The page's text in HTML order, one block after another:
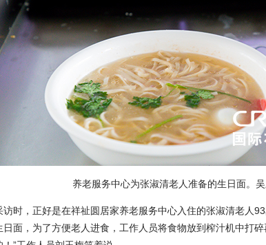
养老服务中心为张淑清老人准备的生日面。吴
，正好是在祥祉圆居家养老服务中心入住的张淑清老人
日面，为了方便老人进食，工作人员将食物放到榨汁机中打